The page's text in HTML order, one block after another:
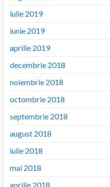
iulie 2019
iunie 2019
aprilie 2019
decembrie 2018
noiembrie 2018
octombrie 2018
septembrie 2018
august 2018
iulie 2018
mai 2018
aprilie 2018